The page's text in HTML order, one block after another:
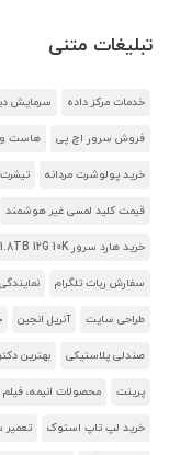
تبلیغات متنی
خدمات مرکز داده سرمایش
فروش سرور اچ پی هاست
خرید پولوشرت مردانه
قیمت کلید لمسی غیر هوشمند
خرید هارد سرور HP 1.8TB 12G 10K
سفارش ربات تلگرام
طراحی سایت آنریل انجین
صندلی پلاستیکی بهترین
پرینت محصولات انیمه،
خرید لپ تاپ استوک